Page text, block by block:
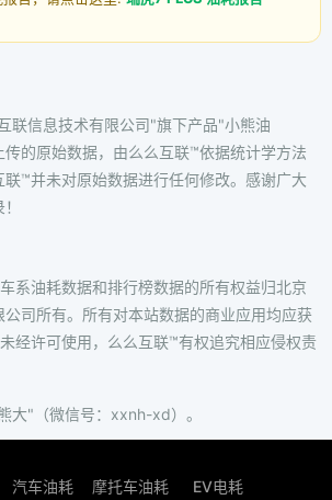
联信息技术有限公司"旗下产品"小熊油
的原始数据，由么么互联™依据统计学方法
™并未对原始数据进行任何修改。感谢广大
系油耗数据和排行榜数据的所有权益归北京
司所有。所有对本站数据的商业应用均应获
经许可使用，么么互联™有权追究相应侵权责
大"（微信号：xxnh-xd）。
汽车油耗 摩托车油耗 EV电耗